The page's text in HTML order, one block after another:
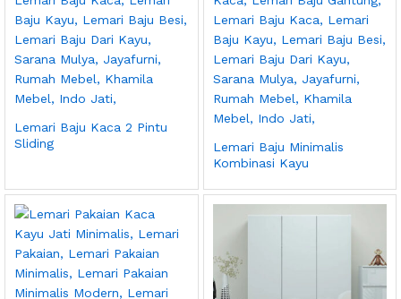
Lemari Baju Kaca 2 Pintu
Sliding
Lemari Baju Minimalis
Kombinasi Kayu